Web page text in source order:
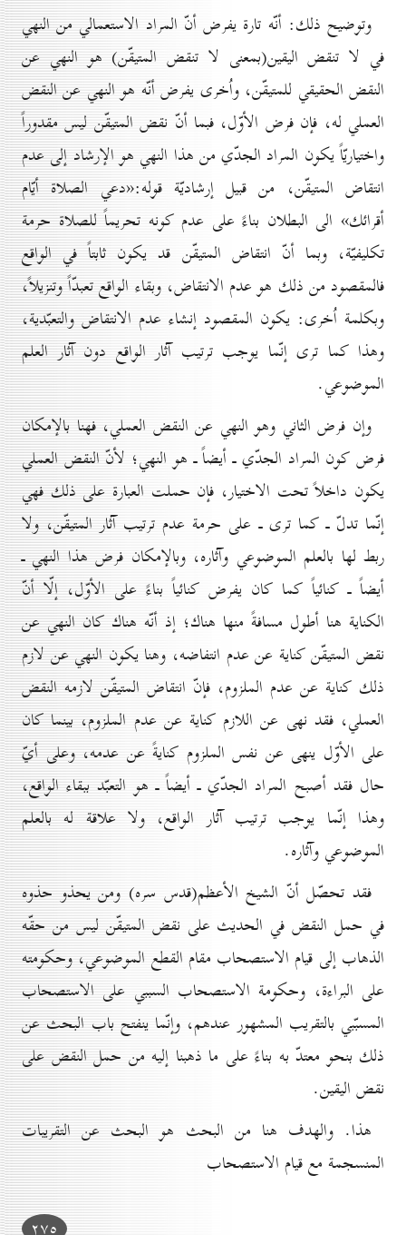
وتوضيح ذلك: أنّه تارة يفرض أنّ المراد الاستعمالي من النهي
في لا تنقض اليقين(بمعنى لا تنقض المتيقّن) هو النهي عن
النقض الحقيقي للمتيقّن، واُخرى يفرض أنّه هو النهي عن النقض
العملي له، فإن فرض الأوّل، فبما أنّ نقض المتيقّن ليس مقدوراً
واختياريّاً يكون المراد الجدّي من هذا النهي هو الإرشاد إلى عدم
انتقاض المتيقّن، من قبيل إرشاديّة قوله:«دعي الصلاة أيّام
أقرائك» الى البطلان بناءً على عدم كونه تحريماً للصلاة حرمة
تكليفيّة، وبما أنّ انتقاض المتيقّن قد يكون ثابتاً في الواقع
فالمقصود من ذلك هو عدم الانتقاض، وبقاء الواقع تعبدّاً وتنزيلاً،
وبكلمة اُخرى: يكون المقصود إنشاء عدم الانتقاض والتعبّدية،
وهذا كما ترى إنّما يوجب ترتيب آثار الواقع دون آثار العلم
الموضوعي.
وإن فرض الثاني وهو النهي عن النقض العملي، فهنا بالإمكان
فرض كون المراد الجدّي ـ أيضاً ـ هو النهي؛ لأنّ النقض العملي
يكون داخلاً تحت الاختيار، فإن حملت العبارة على ذلك فهي
إنّما تدلّ ـ كما ترى ـ على حرمة عدم ترتيب آثار المتيقّن، ولا
ربط لها بالعلم الموضوعي وآثاره، وبالإمكان فرض هذا النهي ـ
أيضاً ـ كنائياً كما كان يفرض كنائياً بناءً على الأوّل، إلّا أنّ
الكناية هنا أطول مسافةً منها هناك؛ إذ أنّه هناك كان النهي عن
نقض المتيقّن كناية عن عدم انتفاضه، وهنا يكون النهي عن لازم
ذلك كناية عن عدم الملزوم، فإنّ انتقاض المتيقّن لازمه النقض
العملي، فقد نهى عن اللازم كناية عن عدم الملزوم، بينما كان
على الأوّل ينهى عن نفس الملزوم كنايةً عن عدمه، وعلى أيّ
حال فقد أصبح المراد الجدّي ـ أيضاً ـ هو التعبّد ببقاء الواقع،
وهذا إنّما يوجب ترتيب آثار الواقع، ولا علاقة له بالعلم
الموضوعي وآثاره.
فقد تحصّل أنّ الشيخ الأعظم(قدس سره) ومن يحذو حذوه
في حمل النقض في الحديث على نقض المتيقّن ليس من حقّه
الذهاب إلى قيام الاستصحاب مقام القطع الموضوعي، وحكومته
على البراءة، وحكومة الاستصحاب السببي على الاستصحاب
المسبّبي بالتقريب المشهور عندهم، وإنّما ينفتح باب البحث عن
ذلك بنحو معتدّ به بناءً على ما ذهبنا إليه من حمل النقض على
نقض اليقين.
هذا. والهدف هنا من البحث هو البحث عن التقريبات
المنسجمة مع قيام الاستصحاب
۲۷٥